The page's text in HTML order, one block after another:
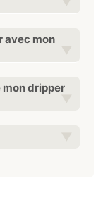
avec mon
mon dripper